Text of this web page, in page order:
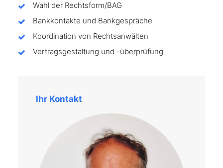
Wahl der Rechtsform/BAG
Bankkontakte und Bankgespräche
Koordination von Rechtsanwälten
Vertragsgestaltung und -überprüfung
Ihr Kontakt